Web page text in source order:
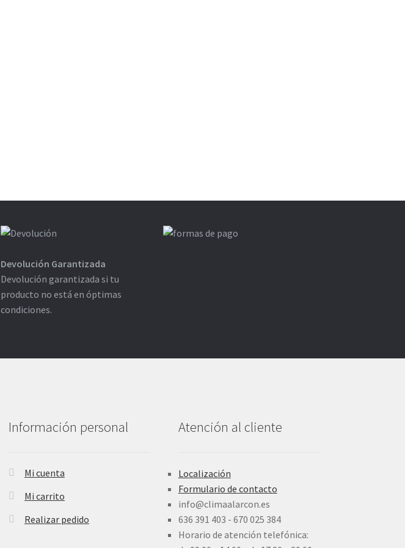
Devolución Garantizada
Devolución garantizada si tu
producto no está en óptimas
condiciones.
Información personal
Mi cuenta
Mi carrito
Realizar pedido
Atención al cliente
Localización
Formulario de contacto
info@climaalarcon.es
636 391 403 - 670 025 384
Horario de atención telefónica: